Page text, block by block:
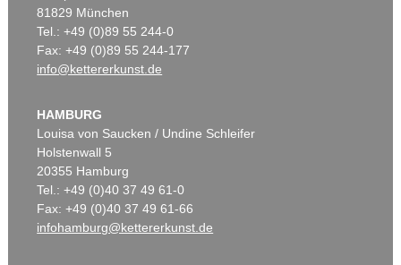
81829 München
Tel.: +49 (0)89 55 244-0
Fax: +49 (0)89 55 244-177
info@kettererkunst.de
HAMBURG
Louisa von Saucken / Undine Schleifer
Holstenwall 5
20355 Hamburg
Tel.: +49 (0)40 37 49 61-0
Fax: +49 (0)40 37 49 61-66
infohamburg@kettererkunst.de